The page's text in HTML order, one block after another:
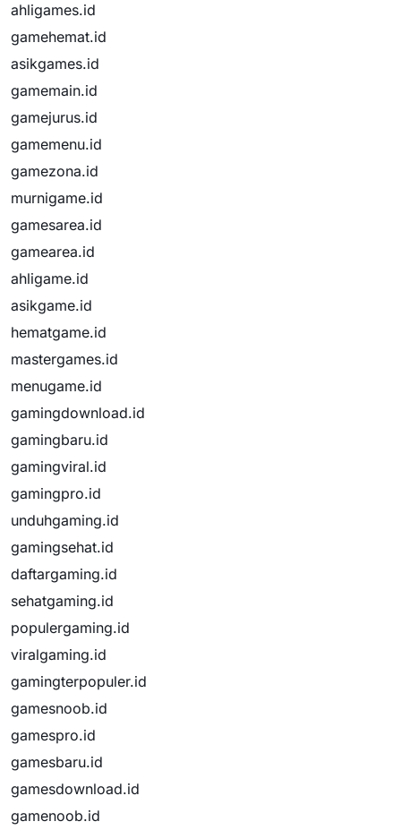
ahligames.id
gamehemat.id
asikgames.id
gamemain.id
gamejurus.id
gamemenu.id
gamezona.id
murnigame.id
gamesarea.id
gamearea.id
ahligame.id
asikgame.id
hematgame.id
mastergames.id
menugame.id
gamingdownload.id
gamingbaru.id
gamingviral.id
gamingpro.id
unduhgaming.id
gamingsehat.id
daftargaming.id
sehatgaming.id
populergaming.id
viralgaming.id
gamingterpopuler.id
gamesnoob.id
gamespro.id
gamesbaru.id
gamesdownload.id
gamenoob.id